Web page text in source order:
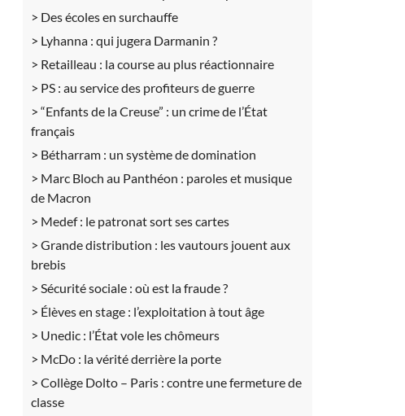
Des écoles en surchauffe
Lyhanna : qui jugera Darmanin ?
Retailleau : la course au plus réactionnaire
PS : au service des profiteurs de guerre
“Enfants de la Creuse” : un crime de l’État
français
Bétharram : un système de domination
Marc Bloch au Panthéon : paroles et musique
de Macron
Medef : le patronat sort ses cartes
Grande distribution : les vautours jouent aux
brebis
Sécurité sociale : où est la fraude ?
Élèves en stage : l’exploitation à tout âge
Unedic : l’État vole les chômeurs
McDo : la vérité derrière la porte
Collège Dolto – Paris : contre une fermeture de
classe